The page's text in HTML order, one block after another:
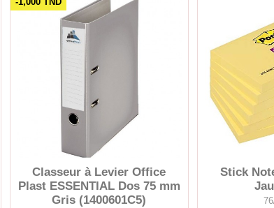
Classeur à Levier Office
Plast ESSENTIAL Dos 75 mm
Gris (1400601C5)
Stick